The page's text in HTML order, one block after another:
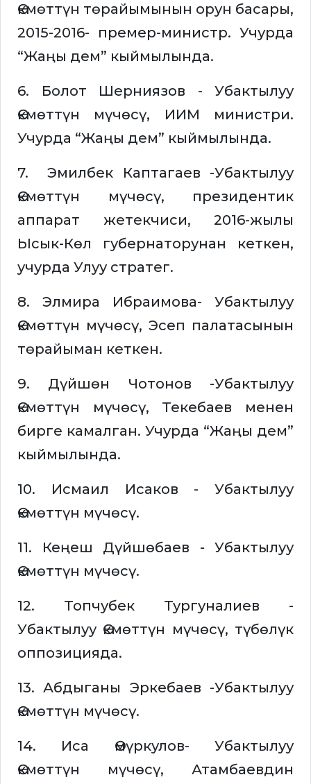
Өкмөттүн төрайымынын орун басары,
2015-2016- премер-министр. Учурда
“Жаңы дем” кыймылында.
6. Болот Шерниязов - Убактылуу
Өкмөттүн мүчөсү, ИИМ министри.
Учурда “Жаңы дем” кыймылында.
7. Эмилбек Каптагаев -Убактылуу
Өкмөттүн мүчөсү, президентик
аппарат жетекчиси, 2016-жылы
Ысык-Көл губернаторунан кеткен,
учурда Улуу стратег.
8. Элмира Ибраимова- Убактылуу
Өкмөттүн мүчөсү, Эсеп палатасынын
төрайыман кеткен.
9. Дүйшөн Чотонов -Убактылуу
Өкмөттүн мүчөсү, Текебаев менен
бирге камалган. Учурда “Жаңы дем”
кыймылында.
10. Исмаил Исаков - Убактылуу
Өкмөттүн мүчөсү.
11. Кеңеш Дүйшөбаев - Убактылуу
Өкмөттүн мүчөсү.
12. Топчубек Тургуналиев -
Убактылуу Өкмөттүн мүчөсү, түбөлүк
оппозицияда.
13. Абдыганы Эркебаев -Убактылуу
Өкмөттүн мүчөсү.
14. Иса Өмүркулов- Убактылуу
Өкмөттүн мүчөсү, Атамбаевдин